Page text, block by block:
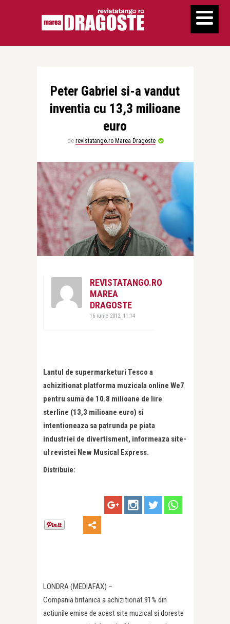
Peter Gabriel si-a vandut
inventia cu 13,3 milioane
euro
de revistatango.ro Marea Dragoste
REVISTATANGO.RO
MAREA
DRAGOSTE
16 iunie 2012, 11:14
Lantul de supermarketuri Tesco a
achizitionat platforma muzicala online We7
pentru suma de 10.8 milioane de lire
sterline (13,3 milioane euro) si
intentioneaza sa patrunda pe piata
industriei de divertisment, informeaza site-
ul revistei New Musical Express.
Distribuie:
LONDRA (MEDIAFAX) –
Compania britanica a achizitionat 91% din
actiunile emise de acest site muzical si doreste